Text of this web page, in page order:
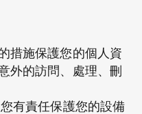
措施保護您的個人資
外的訪問、處理、刪
您有責任保護您的設備